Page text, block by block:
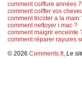
comment coiffure années
comment coiffer vos
comment tricoter a la main
comment nettoyer i mac ?
comment maigrir enceinte
comment réparer rayures
© 2026 Comments.fr, Le